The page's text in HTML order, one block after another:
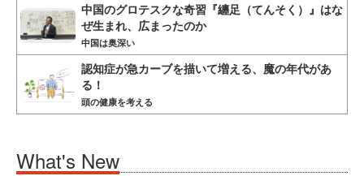
中国のグロテスクな奇習『纏足（てんそく）』はな
ぜ生まれ、広まったのか
中国は奥深い
認知症が急カーブを描いて増える、魔の年代があ
る！
頭の健康を考える
What's New